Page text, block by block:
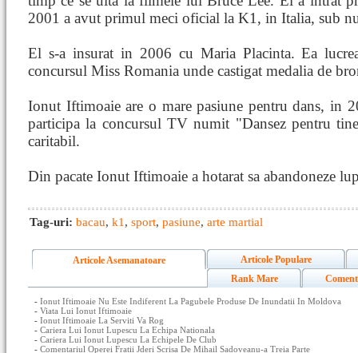
2001 a avut primul meci oficial la K1, in Italia, sub
El s-a insurat in 2006 cu Maria Placinta. Ea
concursul Miss Romania unde castigat medalia de
Ionut Iftimoaie are o mare pasiune pentru dans, in
participa la concursul TV numit "Dansez pentru
caritabil.
Din pacate Ionut Iftimoaie a hotarat sa abandoneze
Tag-uri: bacau, k1 , sport, pasiune, arte martial
Articole Asemanatoare
Articole Populare
Rank Mare
- Ionut Iftimoaie Nu Este Indiferent La Pagubele Produse De Inundatii In Moldova
- Viata Lui Ionut Iftimoaie
- Ionut Iftimoaie La Serviti Va Rog
- Cariera Lui Ionut Lupescu La Echipa Nationala
- Cariera Lui Ionut Lupescu La Echipele De Club
- Comentariul Operei Fratii Jderi Scrisa De Mihail Sadoveanu-a Treia Parte